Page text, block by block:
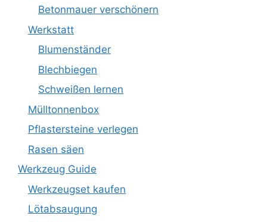
Betonmauer verschönern
Werkstatt
Blumenständer
Blechbiegen
Schweißen lernen
Mülltonnenbox
Pflastersteine verlegen
Rasen säen
Werkzeug Guide
Werkzeugset kaufen
Lötabsaugung